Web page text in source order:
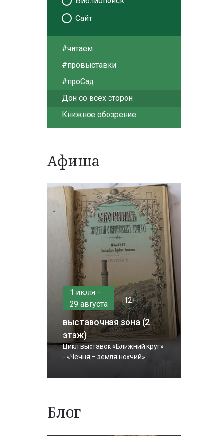
Сайт
#читаем
#провыставки
#проСад
Дон со всех сторон
Книжное обозрение
Афиша
1 июля -
29 августа
12+
выставочная зона (2
этаж)
Цикл выставок «Ближний круг»
- «Чечня – земля нохчий»
Блог